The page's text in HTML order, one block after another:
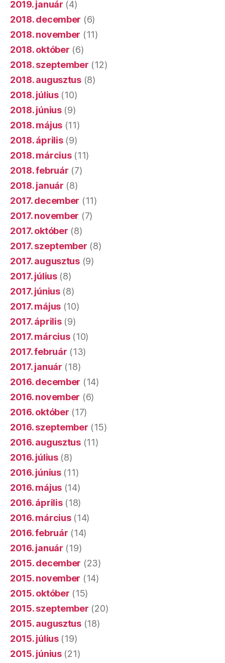
2019. január (4)
2018. december (6)
2018. november (11)
2018. október (6)
2018. szeptember (12)
2018. augusztus(8)
2018. július(10)
2018. június(9)
2018. május (11)
2018. április(9)
2018. március(11)
2018. február (7)
2018. január (8)
2017. december (11)
2017. november (7)
2017. október (8)
2017. szeptember (8)
2017. augusztus(9)
2017. július(8)
2017. június(8)
2017. május (10)
2017. április(9)
2017. március(10)
2017. február (13)
2017. január (18)
2016. december (14)
2016. november (6)
2016. október (17)
2016. szeptember (15)
2016. augusztus(11)
2016. július(8)
2016. június(11)
2016. május (14)
2016. április(18)
2016. március(14)
2016. február (14)
2016. január (19)
2015. december (23)
2015. november (14)
2015. október (15)
2015. szeptember (20)
2015. augusztus(18)
2015. július(19)
2015. június(21)